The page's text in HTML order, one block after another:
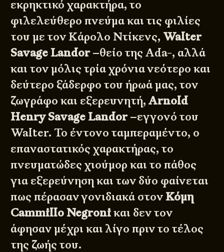
εκρηκτικό χαρακτήρα, το
φιλελεύθερο πνεύμα και τις φιλίες
του με τον Κάρολο Ντίκενς, Walter
Savage Landor–θείο της Ada-, αλλά
και τον μόλις τρία χρόνια νεότερο και
δεύτερο ξάδερφο του ήρωά μας, τον
ζωγράφο και εξερευνητή,Arnold
Henry Savage Landor–εγγονό του
Walter. Το έντονο ταμπεραμέντο, ο
επαναστατικός χαρακτήρας, το
πνευματώδες χιούμορ και το πάθος
για εξερεύνηση και των δύο φαίνεται
πως πέρασαν γονιδιακά στον Κόμη
Cammillo Negroniκαι δεν τον
άφησαν μέχρι και λίγο πριν το τέλος
της ζωής του.